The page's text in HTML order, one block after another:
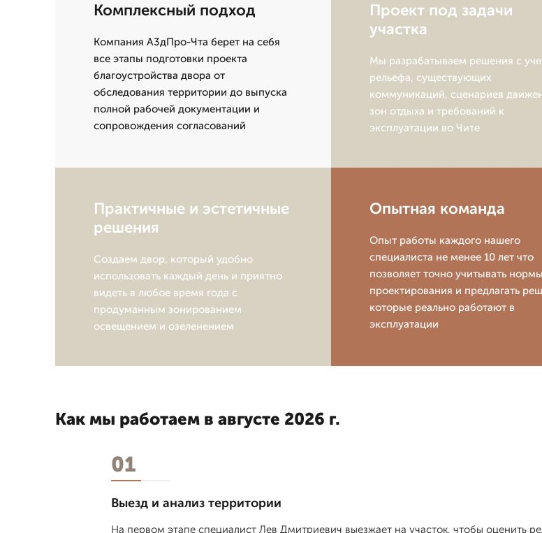
Комплексный подход
Компания А3дПро-Чта берет на себя
все этапы подготовки проекта
благоустройства двора от
обследования территории до выпуска
полной рабочей документации и
сопровождения согласований
Проект под задачи
участка
Мы разрабатываем решения с
рельефа, существующих
коммуникаций, сценариев
зон отдыха и требований к
эксплуатации во Чите
Практичные и эстетичные
решения
Создаем двор, который удобно
использовать каждый день и приятно
видеть в любое время года с
продуманным зонированием
освещением и озеленением
Опытная команда
Опыт работы каждого нашего
специалиста не менее 10 лет что
позволяет точно учитывать нормы
проектирования и предлагать
которые реально работают в
эксплуатации
Как мы работаем в августе 2026 г.
01
Выезд и анализ территории
На первом этапе специалист Лев Дмитpиевич выезжает на участок, чтобы оценить